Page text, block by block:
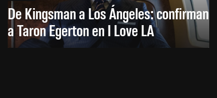
De Kingsman a Los Ángeles: confirman
a Taron Egerton en I Love LA